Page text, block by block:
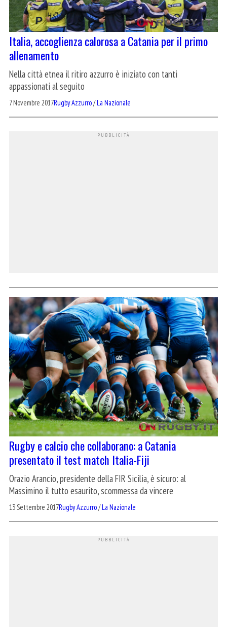
Italia, accoglienza calorosa a Catania per il primo
allenamento
Nella città etnea il ritiro azzurro è iniziato con tanti
appassionati al seguito
7 Novembre 2017Rugby Azzurro/La Nazionale
Rugby e calcio che collaborano: a Catania
presentato il test match Italia-Fiji
Orazio Arancio, presidente della FIR Sicilia, è sicuro: al
Massimino il tutto esaurito, scommessa da vincere
13 Settembre 2017Rugby Azzurro/La Nazionale